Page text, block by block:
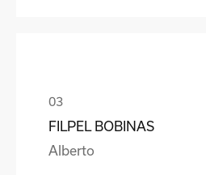
FILPEL BOBINAS
Alberto